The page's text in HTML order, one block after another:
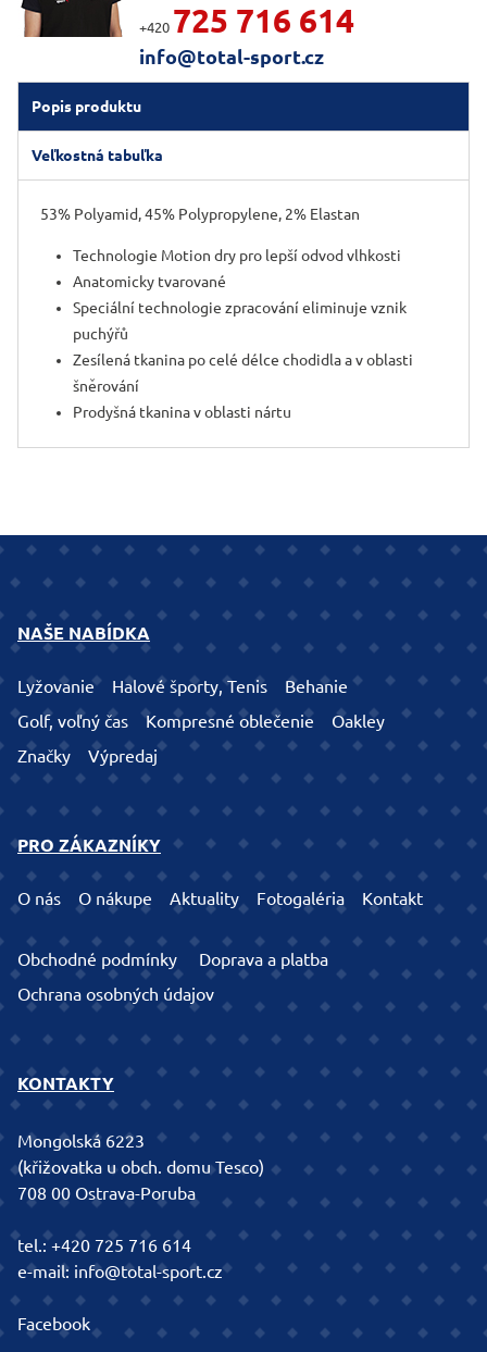
+420 725 716 614
info@total-sport.cz
Popis produktu
Veľkostná tabuľka
53% Polyamid, 45% Polypropylene, 2% Elastan
Technologie Motion dry pro lepší odvod vlhkosti
Anatomicky tvarované
Speciální technologie zpracování eliminuje vznik
puchýřů
Zesílená tkanina po celé délce chodidla a v oblasti
šněrování
Prodyšná tkanina v oblasti nártu
NAŠE NABÍDKA
Lyžovanie Halové športy, Tenis
Behanie
Golf, voľný čas
Kompresné oblečenie
Oakley
Značky
Výpredaj
PRO ZÁKAZNÍKY
O nás O nákupe Aktuality Fotogaléria Kontakt
Obchodné podmínky
Doprava a platba
Ochrana osobných údajov
KONTAKTY
Mongolská 6223
(křižovatka u obch. domu Tesco)
708 00 Ostrava-Poruba
tel.:+420 725 716 614
e-mail: info@total-sport.cz
Facebook